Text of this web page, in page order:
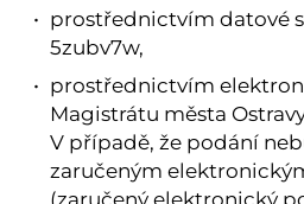
prostřednictvím datové
5zubv7w,
prostřednictvím
Magistrátu města
V případě, že podání
zaručeným